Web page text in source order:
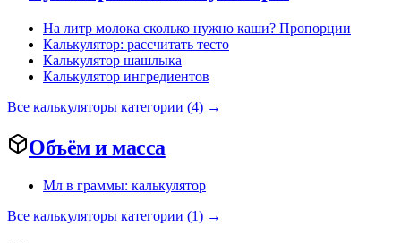
На литр молока сколько нужно каши? Пропорции
Калькулятор: рассчитать тесто
Калькулятор шашлыка
Калькулятор ингредиентов
Все калькуляторы категории (4) →
Объём и масса
Мл в граммы: калькулятор
Все калькуляторы категории (1) →